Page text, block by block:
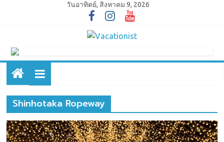
วันอาทิตย์, สิงหาคม 9, 2026
Shinhotaka Ropeway